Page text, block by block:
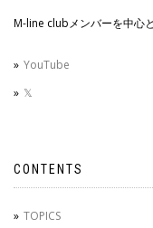
M-line clubメンバーを中心
YouTube
𝕏
CONTENTS
TOPICS